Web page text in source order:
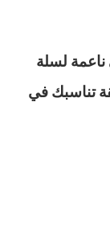
لسلة
تناسبك في